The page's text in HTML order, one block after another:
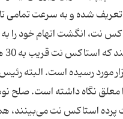
کشوری ثانی می‌رود. این ویروس با 15 هزار کد
نت، انگشت اتهام خود را
مورد رسیده است. البته
نگاه داشته است. صلح
پرده استاکس نت می‌بینند،